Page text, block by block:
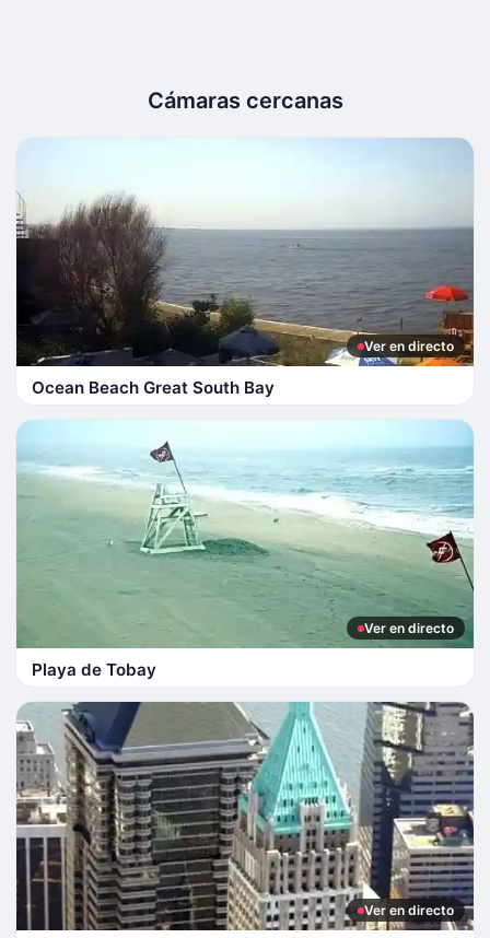
Cámaras cercanas
Ver en directo
Ocean Beach Great South Bay
Ver en directo
Playa de Tobay
Ver en directo